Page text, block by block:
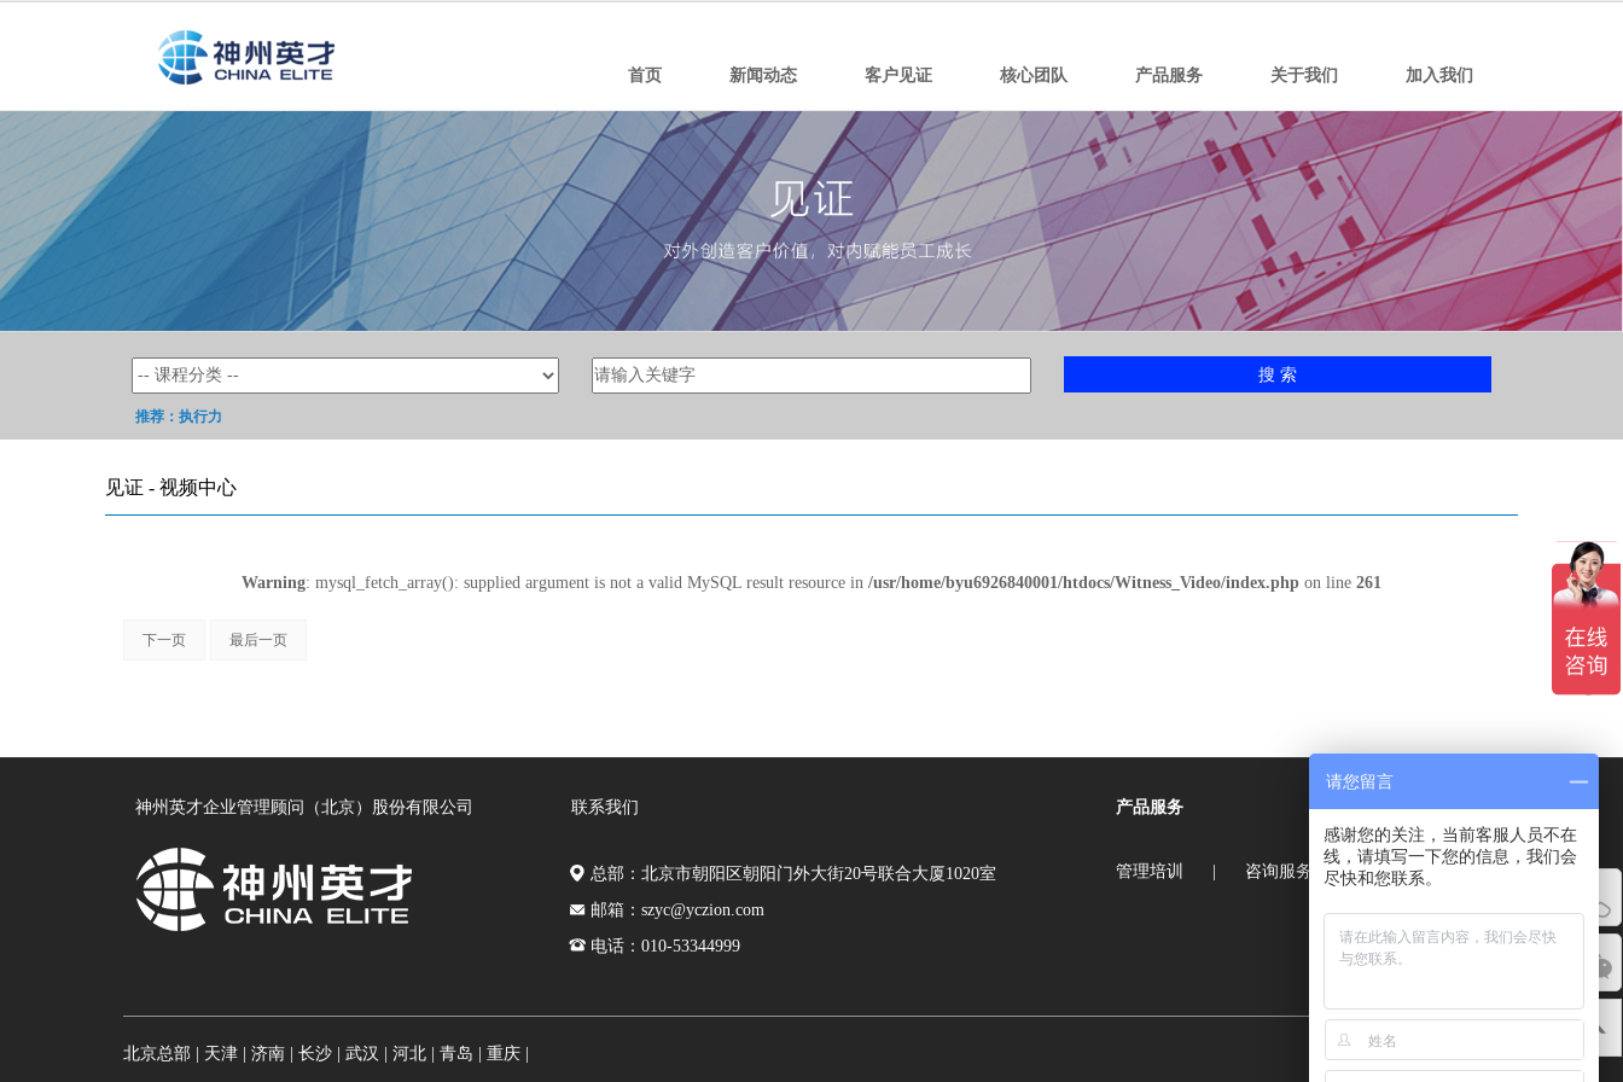
首页 新闻动态 客户见证 核心团队 产品服务 关于我们 加入我们
搜 索
推荐： 执行力
见证 - 视频中心
Warning: mysql_fetch_array(): supplied argument is not a valid MySQL result resource in /usr/home/byu6926840001/htdocs/Witness_Video/index.php on line 261
下一页 最后一页

神州英才企业管理顾问（北京）股份有限公司 联系我们
总部：北京市朝阳区朝阳门外大街20号联合大厦1020室
邮箱：szyc@yczion.com
电话：010-53344999
产品服务
管理培训 | 咨询服务 |商学教育
北京总部 | 天津 | 济南 | 长沙 | 武汉 | 河北 | 青岛 | 重庆 |
请您留言
感谢您的关注，当前客服人员不在
线，请填写一下您的信息，我们会
尽快和您联系。